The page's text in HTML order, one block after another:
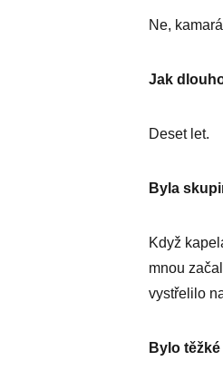
Ne,
Jak
Deset let.
Byla
Když
mnou
vystřelilo
Bylo